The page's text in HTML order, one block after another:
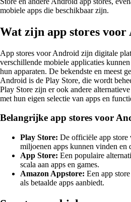
mobiele apps die beschikbaar zijn.
Wat zijn app stores voor
App stores voor Android zijn digitale
verschillende mobiele applicaties
hun apparaten. De bekendste en meest
Android is de Play Store, die wordt
Play Store zijn er ook andere
met hun eigen selectie van apps en
Belangrijke app stores voor
Play Store: De officiële app store
miljoenen apps kunnen vinden en
App Store: Een populaire
scala aan apps en games.
Amazon Appstore: Een app
als betaalde apps aanbiedt.